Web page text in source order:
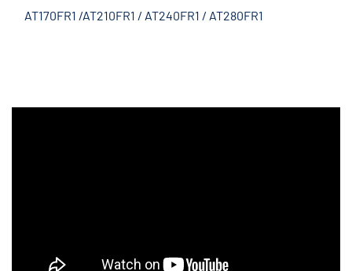
AT170FR1 /AT210FR1 / AT240FR1 / AT280FR1